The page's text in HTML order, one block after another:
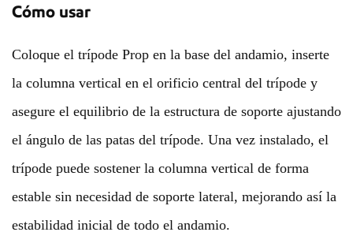
Cómo usar
Coloque el trípode Prop en la base del andamio, inserte
la columna vertical en el orificio central del trípode y
asegure el equilibrio de la estructura de soporte ajustando
el ángulo de las patas del trípode. Una vez instalado, el
trípode puede sostener la columna vertical de forma
estable sin necesidad de soporte lateral, mejorando así la
estabilidad inicial de todo el andamio.